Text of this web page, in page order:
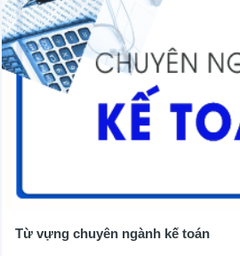
Từ vựng chuyên ngành kế toán